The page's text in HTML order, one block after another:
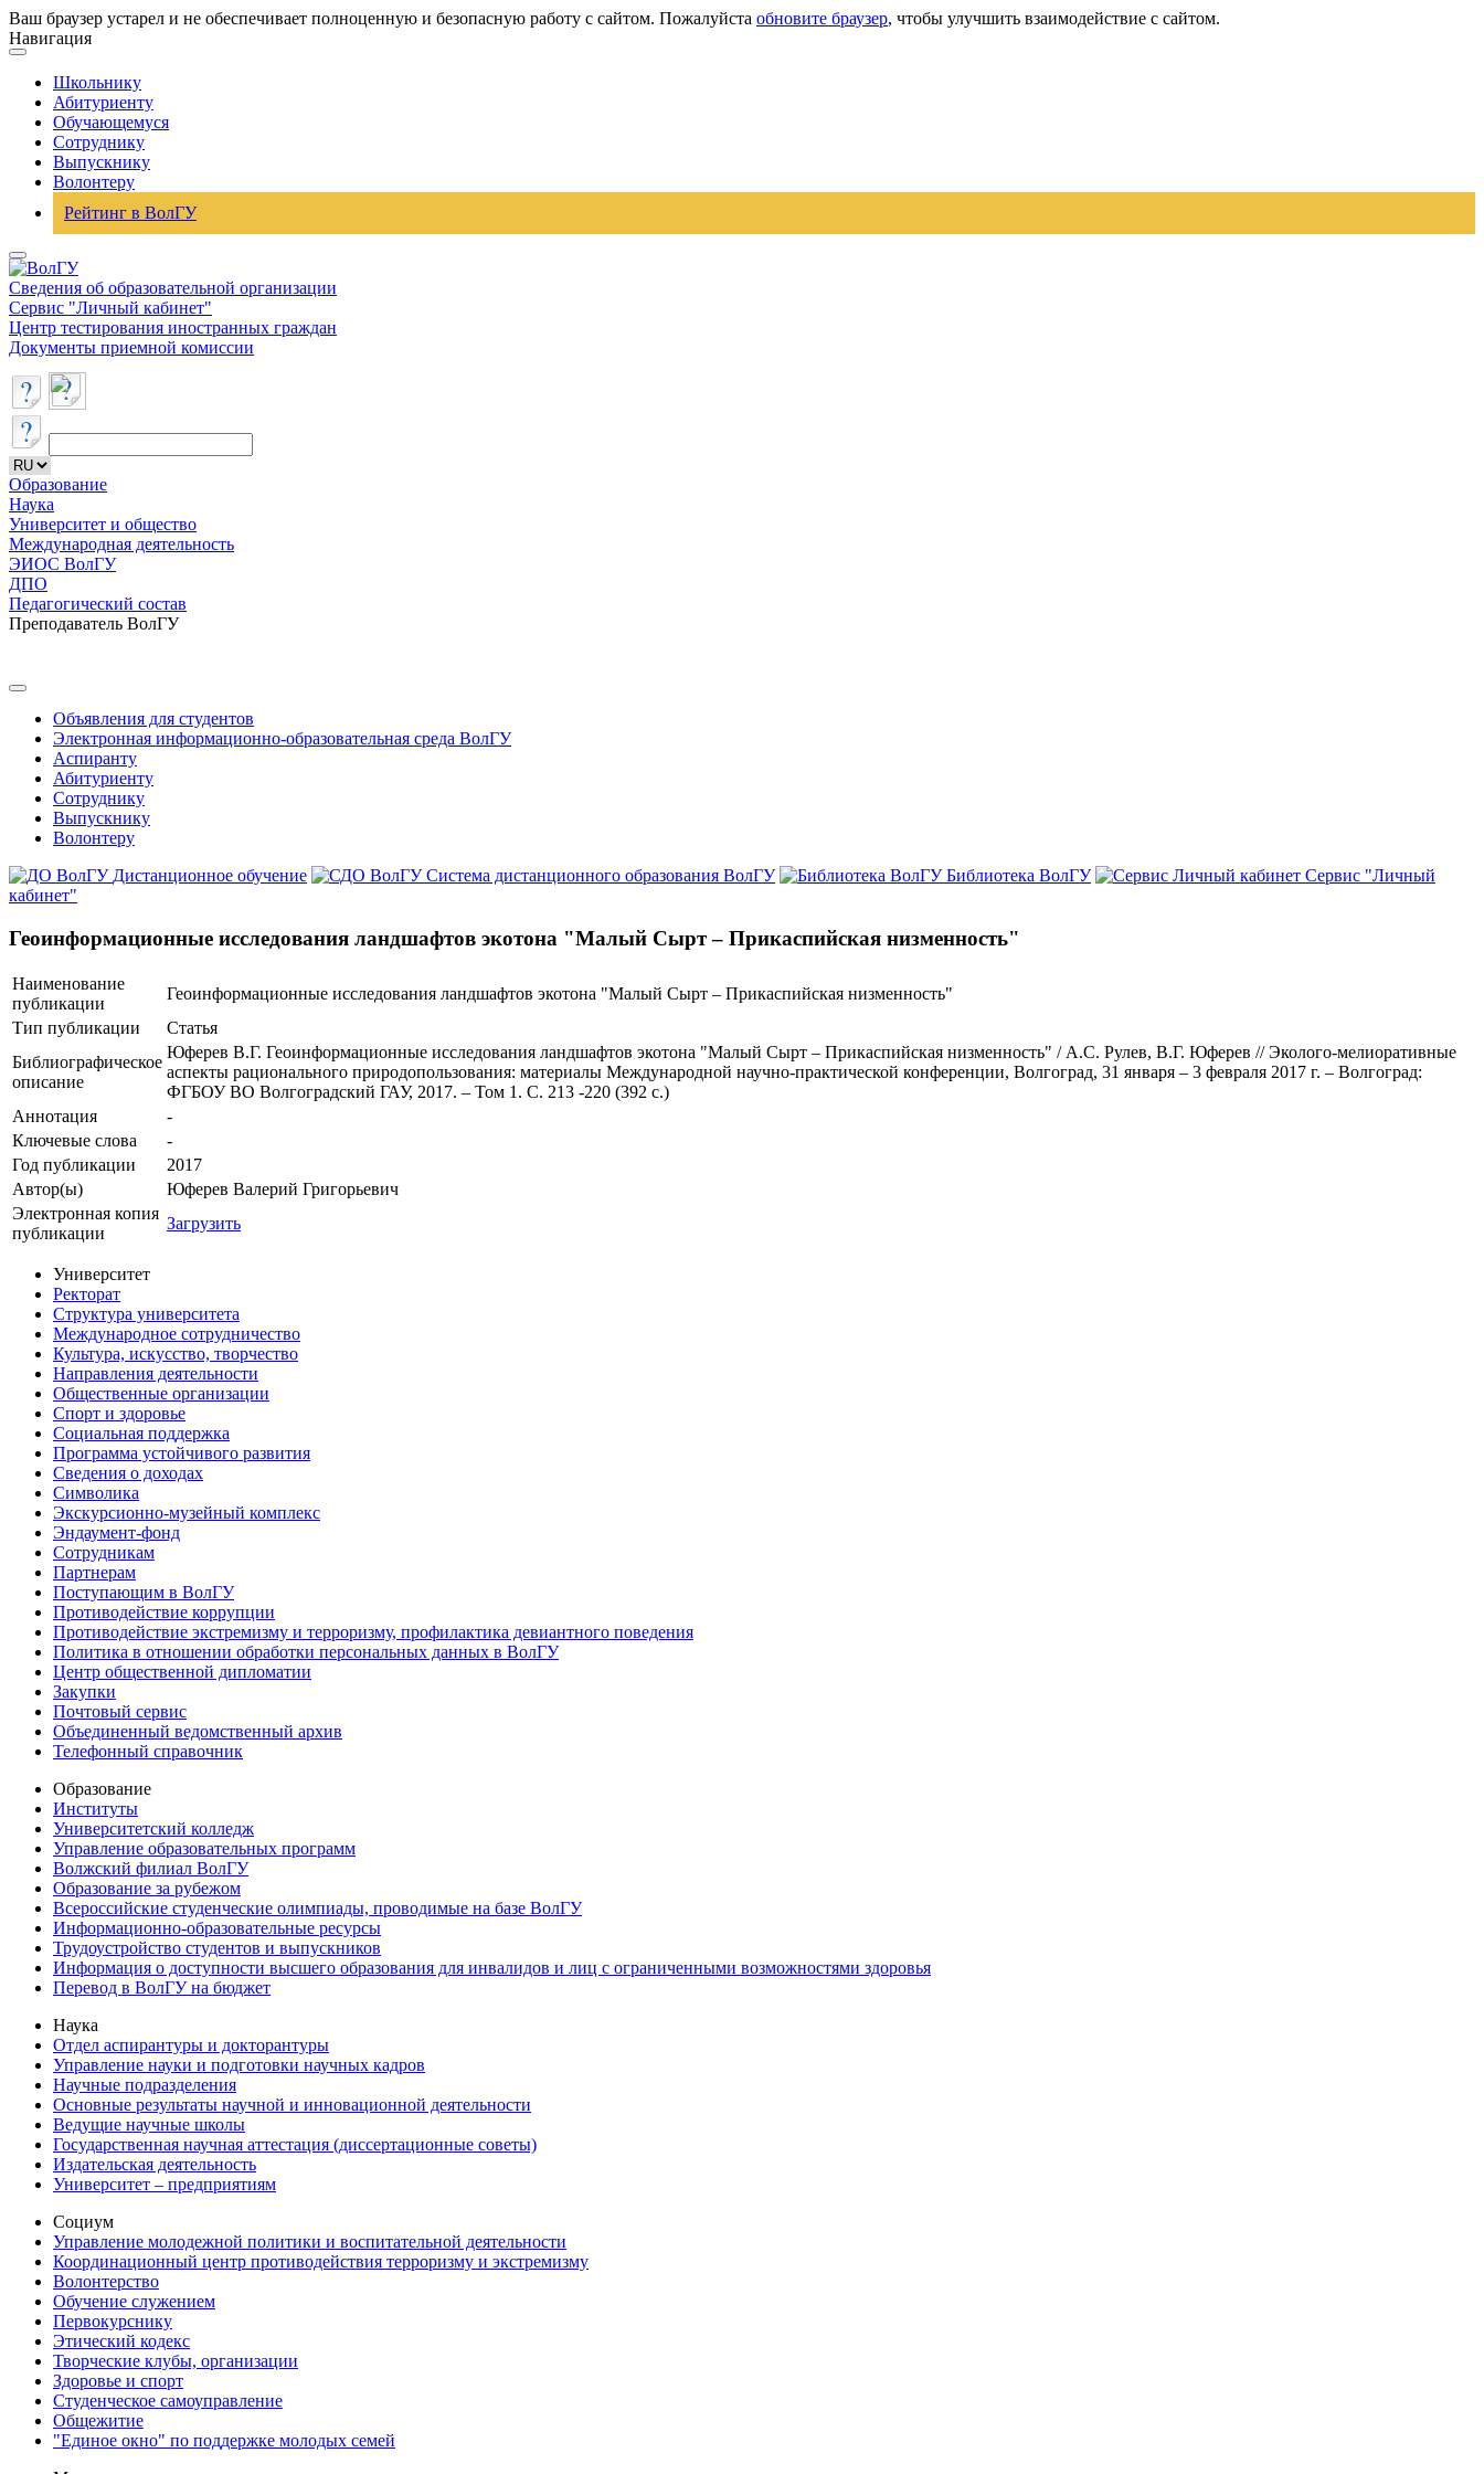
Ваш браузер устарел и не обеспечивает полноценную и безопасную работу с сайтом. Пожалуйста обновите браузер, чтобы улучшить взаимодействие с сайтом.
Навигация
Школьнику
Абитуриенту
Обучающемуся
Сотруднику
Выпускнику
Волонтеру
Рейтинг в ВолГУ
Сведения об образовательной организации
Сервис "Личный кабинет"
Центр тестирования иностранных граждан
Документы приемной комиссии
Образование
Наука
Университет и общество
Международная деятельность
ЭИОС ВолГУ
ДПО
Педагогический состав
Преподаватель ВолГУ
Объявления для студентов
Электронная информационно-образовательная среда ВолГУ
Аспиранту
Абитуриенту
Сотруднику
Выпускнику
Волонтеру
Дистанционное обучение
Система дистанционного образования ВолГУ Библиотека ВолГУ
Сервис "Личный
кабинет"
Геоинформационные исследования ландшафтов экотона "Малый Сырт – Прикаспийская низменность"
Наименование
публикации
Геоинформационные исследования ландшафтов экотона "Малый Сырт – Прикаспийская низменность"
Тип публикации
Статья
Библиографическое
описание
Юферев В.Г. Геоинформационные исследования ландшафтов экотона "Малый Сырт – Прикаспийская низменность" / А.С. Рулев, В.Г. Юферев // Эколого-мелиоративные
аспекты рационального природопользования: материалы Международной научно-практической конференции, Волгоград, 31 января – 3 февраля 2017 г. – Волгоград:
ФГБОУ ВО Волгоградский ГАУ, 2017. – Том 1. С. 213 -220 (392 с.)
Аннотация
-
Ключевые cлова
-
Год публикации
2017
Автор(ы)
Юферев Валерий Григорьевич
Электронная копия
публикации
Загрузить
Университет
Ректорат
Структура университета
Международное сотрудничество
Культура, искусство, творчество
Направления деятельности
Общественные организации
Спорт и здоровье
Социальная поддержка
Программа устойчивого развития
Сведения о доходах
Символика
Экскурсионно-музейный комплекс
Эндаумент-фонд
Сотрудникам
Партнерам
Поступающим в ВолГУ
Противодействие коррупции
Противодействие экстремизму и терроризму, профилактика девиантного поведения
Политика в отношении обработки персональных данных в ВолГУ
Центр общественной дипломатии
Закупки
Почтовый сервис
Объединенный ведомственный архив
Телефонный справочник
Образование
Институты
Университетский колледж
Управление образовательных программ
Волжский филиал ВолГУ
Образование за рубежом
Всероссийские студенческие олимпиады, проводимые на базе ВолГУ
Информационно-образовательные ресурсы
Трудоустройство студентов и выпускников
Информация о доступности высшего образования для инвалидов и лиц с ограниченными возможностями здоровья
Перевод в ВолГУ на бюджет
Наука
Отдел аспирантуры и докторантуры
Управление науки и подготовки научных кадров
Научные подразделения
Основные результаты научной и инновационной деятельности
Ведущие научные школы
Государственная научная аттестация (диссертационные советы)
Издательская деятельность
Университет – предприятиям
Социум
Управление молодежной политики и воспитательной деятельности
Координационный центр противодействия терроризму и экстремизму
Волонтерство
Обучение служением
Первокурснику
Этический кодекс
Творческие клубы, организации
Здоровье и спорт
Студенческое самоуправление
Общежитие
"Единое окно" по поддержке молодых семей